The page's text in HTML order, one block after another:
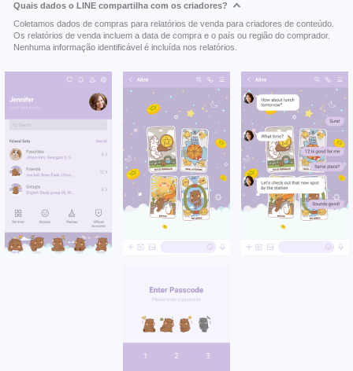
Quais dados o LINE compartilha com os criadores?
Coletamos dados de compras para relatórios de venda para criadores de conteúdo.
Os relatórios de venda incluem a data de compra e o país ou região do comprador.
Nenhuma informação identificável é incluída nos relatórios.